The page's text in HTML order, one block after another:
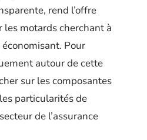
rend l’offre
motards cherchant à
Pour
autour de cette
sur les composantes
particularités de
de l’assurance